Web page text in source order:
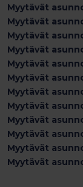
Myytävät
Myytävät
Myytävät
Myytävät
Myytävät
Myytävät
Myytävät
Myytävät
Myytävät
Myytävät
Myytävät
Myytävät